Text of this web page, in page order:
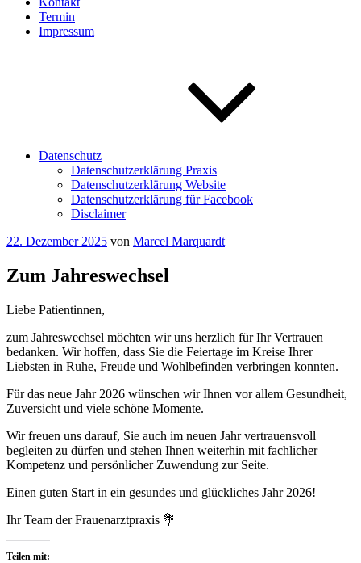
Termin
Impressum
Datenschutz
Datenschutzerklärung Praxis
Datenschutzerklärung Website
Datenschutzerklärung für Facebook
Disclaimer
Veröffentlicht
22. Dezember 2025 von Marcel Marquardt
Zum Jahreswechsel
Liebe Patientinnen,
zum Jahreswechsel möchten wir uns herzlich für Ihr Vertrauen
bedanken. Wir hoffen, dass Sie die Feiertage im Kreise Ihrer
Liebsten in Ruhe, Freude und Wohlbefinden verbringen konnten.
Für das neue Jahr 2026 wünschen wir Ihnen vor allem Gesundheit,
Zuversicht und viele schöne Momente.
Wir freuen uns darauf, Sie auch im neuen Jahr vertrauensvoll
begleiten zu dürfen und stehen Ihnen weiterhin mit fachlicher
Kompetenz und persönlicher Zuwendung zur Seite.
Einen guten Start in ein gesundes und glückliches Jahr 2026!
Ihr Team der Frauenarztpraxis 💐
Teilen mit: